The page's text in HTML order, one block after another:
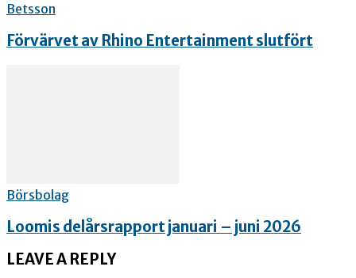
Betsson
Förvärvet av Rhino Entertainment slutfört
Börsbolag
Loomis delårsrapport januari – juni 2026
LEAVE A REPLY